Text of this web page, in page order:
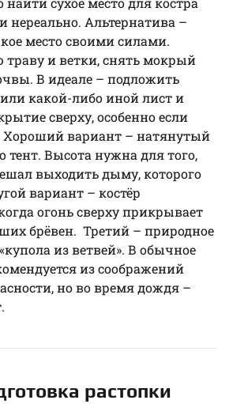
нереально. Альтернатива –
место своими силами.
и ветки, снять мокрый
В идеале – подложить
какой-либо иной лист и
сверху, особенно если
Хороший вариант – натянутый
тент. Высота нужна для того,
выходить дыму, которого
вариант – костёр
огонь сверху прикрывает
брёвен. Третий – природное
из ветвей». В обычное
из соображений
но во время дождя –
растопки